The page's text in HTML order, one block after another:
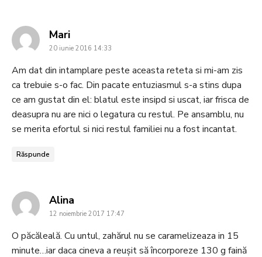
Marisays:
20 iunie 2016 14:33
Am dat din intamplare peste aceasta reteta si mi-am zis
ca trebuie s-o fac. Din pacate entuziasmul s-a stins dupa
ce am gustat din el: blatul este insipd si uscat, iar frisca de
deasupra nu are nici o legatura cu restul. Pe ansamblu, nu
se merita efortul si nici restul familiei nu a fost incantat.
Răspunde
Alina
12 noiembrie 2017 17:47
O păcăleală. Cu untul, zahărul nu se caramelizeaza in 15
minute…iar daca cineva a reușit să încorporeze 130 g faină